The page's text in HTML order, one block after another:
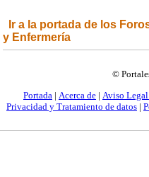
Ir a la portada de los
y Enfermería
©
Portada | Acerca de | Aviso
Privacidad y Tratamiento de datos |